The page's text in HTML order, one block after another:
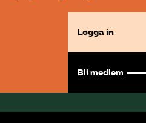
Logga in
Bli medlem